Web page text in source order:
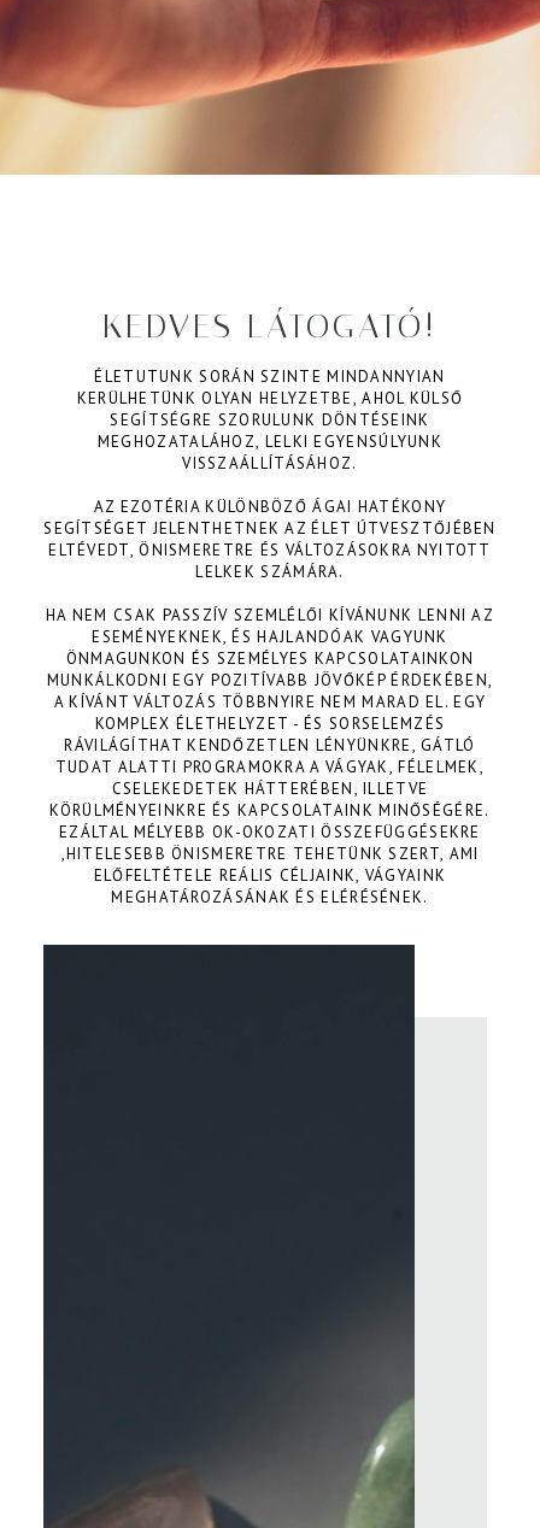
KEDVES LÁTOGATÓ!
ÉLETUTUNK SORÁN SZINTE MINDANNYIAN
KERÜLHETÜNK OLYAN HELYZETBE, AHOL KÜLSŐ
SEGÍTSÉGRE SZORULUNK DÖNTÉSEINK
MEGHOZATALÁHOZ, LELKI EGYENSÚLYUNK
VISSZAÁLLÍTÁSÁHOZ.
AZ EZOTÉRIA KÜLÖNBÖZŐ ÁGAI HATÉKONY
SEGÍTSÉGET JELENTHETNEK AZ ÉLET ÚTVESZTŐJÉBEN
ELTÉVEDT, ÖNISMERETRE ÉS VÁLTOZÁSOKRA NYITOTT
LELKEK SZÁMÁRA.
HA NEM CSAK PASSZÍV SZEMLÉLŐI KÍVÁNUNK LENNI AZ
ESEMÉNYEKNEK, ÉS HAJLANDÓAK VAGYUNK
ÖNMAGUNKON ÉS SZEMÉLYES KAPCSOLATAINKON
MUNKÁLKODNI EGY POZITÍVABB JÖVŐKÉP ÉRDEKÉBEN,
A KÍVÁNT VÁLTOZÁS TÖBBNYIRE NEM MARAD EL. EGY
KOMPLEX ÉLETHELYZET - ÉS SORSELEMZÉS
RÁVILÁGÍTHAT KENDŐZETLEN LÉNYÜNKRE, GÁTLÓ
TUDAT ALATTI PROGRAMOKRA A VÁGYAK, FÉLELMEK,
CSELEKEDETEK HÁTTERÉBEN, ILLETVE
KÖRÜLMÉNYEINKRE ÉS KAPCSOLATAINK MINŐSÉGÉRE.
EZÁLTAL MÉLYEBB OK-OKOZATI ÖSSZEFÜGGÉSEKRE
,HITELESEBB ÖNISMERETRE TEHETÜNK SZERT, AMI
ELŐFELTÉTELE REÁLIS CÉLJAINK, VÁGYAINK
MEGHATÁROZÁSÁNAK ÉS ELÉRÉSÉNEK.